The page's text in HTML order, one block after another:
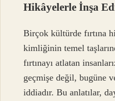
Hikâyelerle İnşa
Birçok kültürde fırtına
kimliğinin temel
fırtınayı atlatan
geçmişe değil, bugüne
iddiadır. Bu anlatılar,